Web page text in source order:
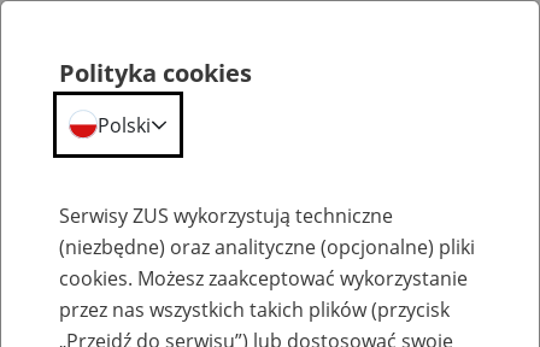
Przepraszamy,
podana strona nie została znaleziona.
Polityka cookies
Polski
Serwisy ZUS wykorzystują techniczne
(niezbędne) oraz analityczne (opcjonalne) pliki
cookies. Możesz zaakceptować wykorzystanie
przez nas wszystkich takich plików (przycisk
„Przejdź do serwisu”) lub dostosować swoje